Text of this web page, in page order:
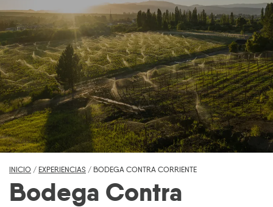
INICIO / EXPERIENCIAS / BODEGA CONTRA CORRIENTE
Bodega Contra